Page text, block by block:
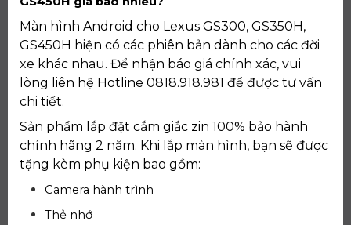
Màn hình Android cho Lexus GS300, GS350H,
GS450H hiện có các phiên bản dành cho các đời
xe khác nhau. Để nhận báo giá chính xác, vui
lòng liên hệ Hotline 0818.918.981 để được tư vấn
chi tiết.
Sản phẩm lắp đặt cắm giắc zin 100% bảo hành
chính hãng 2 năm. Khi lắp màn hình, bạn sẽ được
tặng kèm phụ kiện bao gồm:
Camera hành trình
Thẻ nhớ